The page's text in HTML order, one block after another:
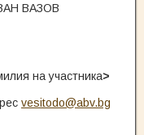
ВАЗОВ
на участника>
vesitodo@abv.bg